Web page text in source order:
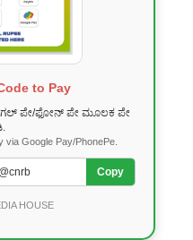
to Pay
ಪೇ/ಫೋನ್ ಪೇ ಮೂಲಕ ಪೇ
via Google Pay/PhonePe.
Copy
HOUSE